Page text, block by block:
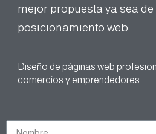
mejor propuesta ya sea
posicionamiento web.
Diseño de páginas web
comercios y emprendedores.